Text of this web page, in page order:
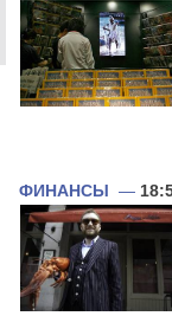
ФИНАНСЫ —